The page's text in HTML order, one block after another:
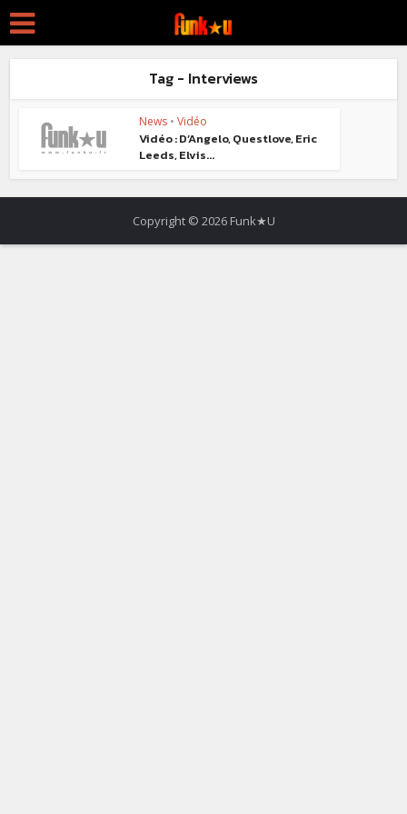
Tag - Interviews
News • Vidéo
Vidéo : D’Angelo, Questlove, Eric
Leeds, Elvis...
Copyright © 2026 Funk★U